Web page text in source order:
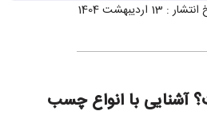
انتشار : 13 اردیبهشت 1404
با انواع چسب